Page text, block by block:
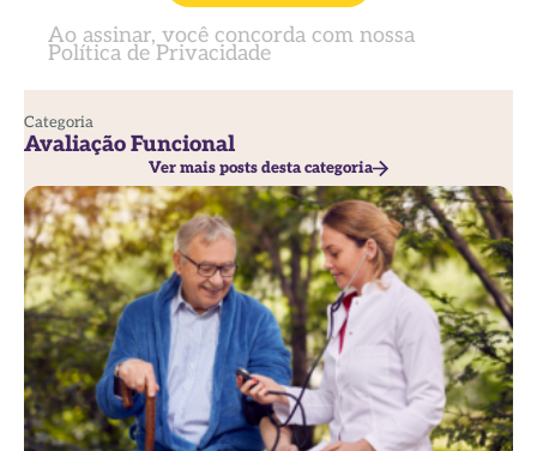
Ao assinar, você concorda com nossa
Política de Privacidade
Categoria
Avaliação Funcional
Ver mais posts desta categoria